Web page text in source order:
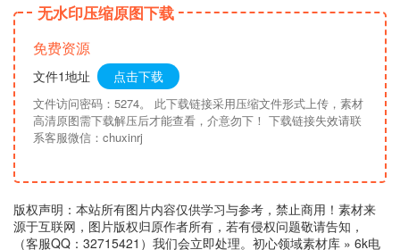
无水印压缩原图下载
免费资源
文件1地址 点击下载
文件访问密码：5274。 此下载链接采用压缩文件形式上传，素材
高清原图需下载解压后才能查看，介意勿下！ 下载链接失效请联
系客服微信：chuxinrj
版权声明：本站所有图片内容仅供学习与参考，禁止商用！素材来
源于互联网，图片版权归原作者所有，若有侵权问题敬请告知，
（客服QQ：32715421）我们会立即处理。 初心领域素材库 » 6k电